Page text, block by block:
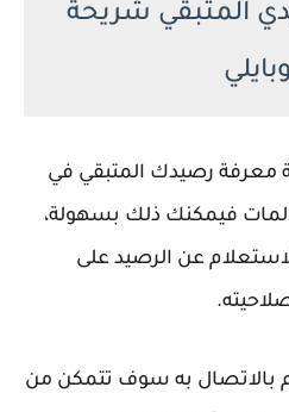
المتبقي شريحة
معرفة رصيدك المتبقي في
فيمكنك ذلك بسهولة،
عن الرصيد على
به سوف تتمكن من